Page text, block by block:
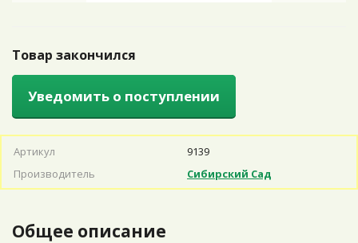
Товар закончился
Уведомить о поступлении
Артикул
9139
Производитель
Сибирский Сад
Общее описание